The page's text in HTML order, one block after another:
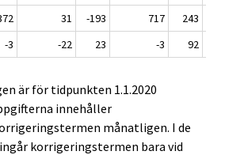
31 -193 717
243
-3 -22 23 -3 92
är för tidpunkten 1.1.2020
innehåller
månatligen. I de
korrigeringstermen bara vid